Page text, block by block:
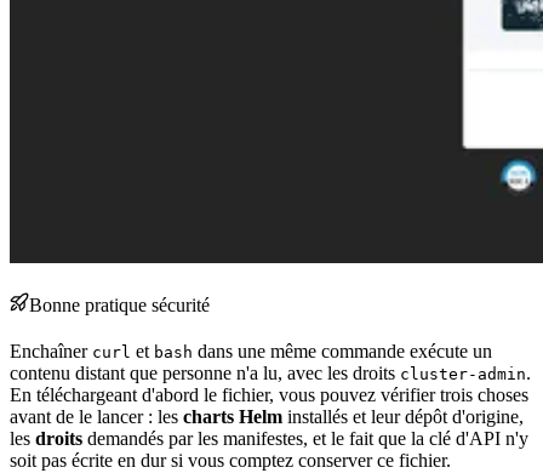
Bonne pratique sécurité
Enchaîner curl et bash dans une même commande exécute un
contenu distant que personne n'a lu, avec les droits cluster-admin.
En téléchargeant d'abord le fichier, vous pouvez vérifier trois choses
avant de le lancer : les charts Helm installés et leurdépôtd'origine,
les droits demandés par les manifestes, et le fait que la clé d'API n'y
soit pas écrite en dur si vous comptez conserver ce fichier.